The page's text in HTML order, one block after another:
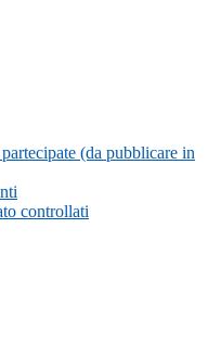
(da pubblicare in
controllati